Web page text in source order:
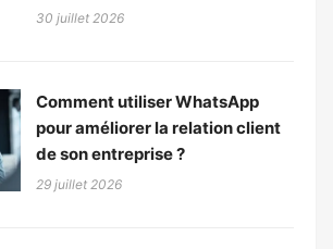
30 juillet 2026
Comment utiliser WhatsApp
pour améliorer la relation client
de son entreprise ?
29 juillet 2026